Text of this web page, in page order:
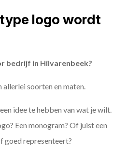
logo wordt
bedrijf in Hilvarenbeek?
allerlei soorten en maten.
idee te hebben van wat je wilt.
Een monogram? Of juist een
goed representeert?